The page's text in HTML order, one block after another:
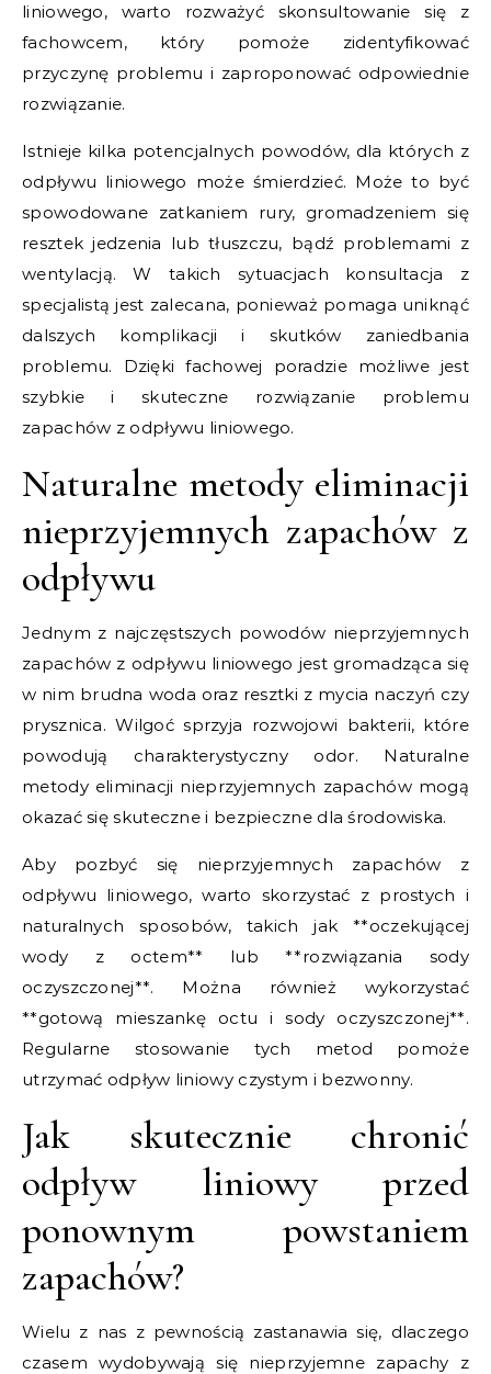
liniowego, warto rozważyć skonsultowanie się z
fachowcem, który pomoże zidentyfikować
przyczynę problemu i zaproponować odpowiednie
rozwiązanie.
Istnieje kilka potencjalnych powodów, dla których z
odpływu liniowego może śmierdzieć. Może to być
spowodowane zatkaniem rury, gromadzeniem się
resztek jedzenia lub tłuszczu, bądź problemami z
wentylacją. W takich sytuacjach konsultacja z
specjalistą jest zalecana, ponieważ pomaga uniknąć
dalszych komplikacji i skutków zaniedbania
problemu. Dzięki fachowej poradzie możliwe jest
szybkie i skuteczne rozwiązanie problemu
zapachów z odpływu liniowego.
Naturalne metody eliminacji
nieprzyjemnych zapachów z
odpływu
Jednym z najczęstszych powodów nieprzyjemnych
zapachów z odpływu liniowego jest gromadząca się
w nim brudna woda oraz resztki z mycia naczyń czy
prysznica. Wilgoć sprzyja rozwojowi bakterii, które
powodują charakterystyczny odor. Naturalne
metody eliminacji nieprzyjemnych zapachów mogą
okazać się skuteczne i bezpieczne dla środowiska.
Aby pozbyć się nieprzyjemnych zapachów z
odpływu liniowego, warto skorzystać z prostych i
naturalnych sposobów, takich jak **oczekującej
wody z octem** lub **rozwiązania sody
oczyszczonej**. Można również wykorzystać
**gotową mieszankę octu i sody oczyszczonej**.
Regularne stosowanie tych metod pomoże
utrzymać odpływ liniowy czystym i bezwonny.
Jak skutecznie chronić
odpływ liniowy przed
ponownym powstaniem
zapachów?
Wielu z nas z pewnością zastanawia się, dlaczego
czasem wydobywają się nieprzyjemne zapachy z